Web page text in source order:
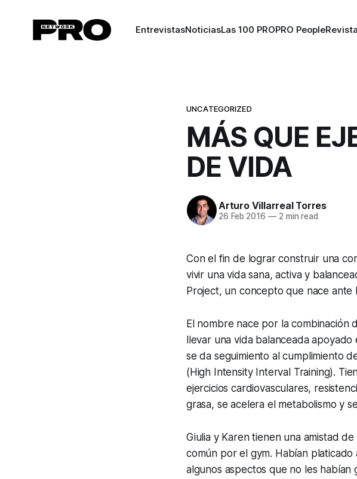
EntrevistasNoticiasLas 100 PROPRO PeopleRevista
UNCATEGORIZED
MÁS QUE
DE VIDA
Arturo Villarreal Torres
26 Feb 2016 —2 min read
Con el fin de lograr construir una
vivir una vida sana, activa y
Project, un concepto que nace
El nombre nace por la combinación
llevar una vida balanceada
se da seguimiento al cumplimiento
(High Intensity Interval Training).
ejercicios cardiovasculares,
grasa, se acelera el metabolismo y
Giulia y Karen tienen una amistad
común por el gym. Habían
algunos aspectos que no les habían